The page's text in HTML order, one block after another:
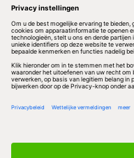
Redactionele partner
Privacy & Cookies